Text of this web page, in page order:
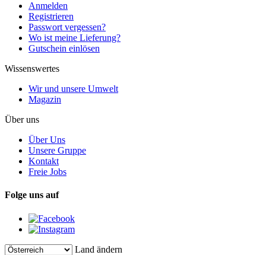
Anmelden
Registrieren
Passwort vergessen?
Wo ist meine Lieferung?
Gutschein einlösen
Wissenswertes
Wir und unsere Umwelt
Magazin
Über uns
Über Uns
Unsere Gruppe
Kontakt
Freie Jobs
Folge uns auf
Land ändern